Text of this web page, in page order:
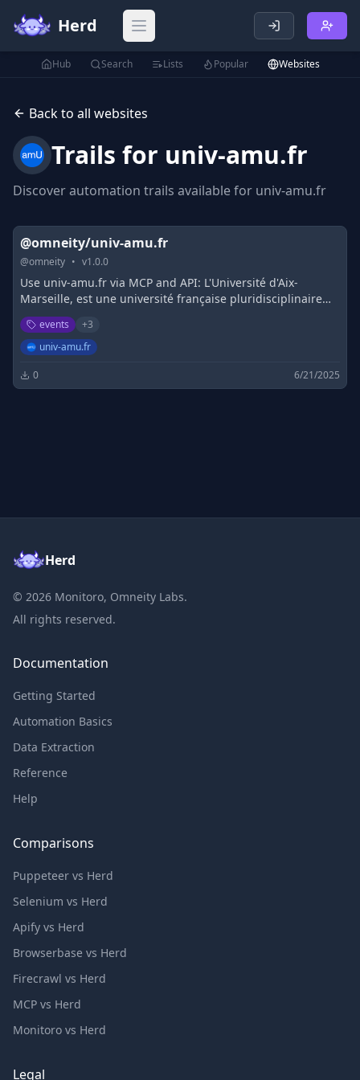
Herd Open main menu
Hub Search Lists Popular Websites
Back to all websites
Trails for univ-amu.fr
Discover automation trails available for univ-amu.fr
@omneity/univ-amu.fr
@omneity • v1.0.0
Use univ-amu.fr via MCP and API: L'Université d'Aix-
Marseille, est une université française pluridisciplinaire
créée le 1ᵉʳ janvier 2012 par la fusion des trois universités
d'Aix-Marseille existant précédemment, l'université de
Provence, l'université de la Méditerranée et l'université
events +3
univ-amu.fr
0 6/21/2025
Herd
© 2026 Monitoro, Omneity Labs.
All rights reserved.
Documentation
Getting Started
Automation Basics
Data Extraction
Reference
Help
Comparisons
Puppeteer vs Herd
Selenium vs Herd
Apify vs Herd
Browserbase vs Herd
Firecrawl vs Herd
MCP vs Herd
Monitoro vs Herd
Legal